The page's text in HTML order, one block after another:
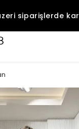
siparişlerde